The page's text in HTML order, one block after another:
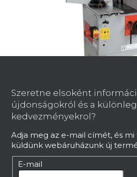
Fenékmarógép
Azonnal
535 223 Ft
Szeretne elsoként
újdonságokról és a
kedvezményekrol?
Adja meg az e-mail címét, és
küldünk webáruházunk új
E-mail